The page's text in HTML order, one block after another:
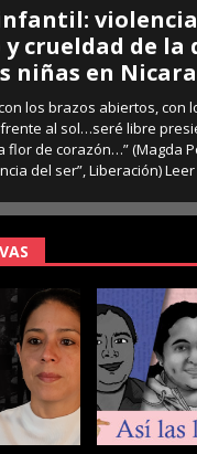
crueldad de la
niñas en
los brazos abiertos, con
al sol…seré libre
flor de corazón…” (Magda
del ser”, Liberación)